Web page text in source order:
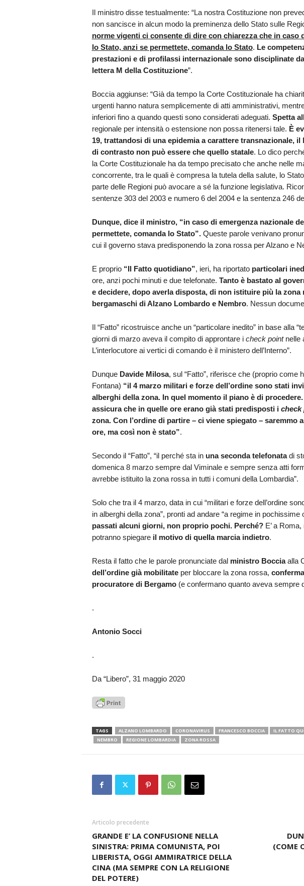
Il ministro disse testualmente: “La nostra Costituzione non
non sancisce in alcun modo la preminenza dello Stato sulle
norme vigenti ci consente di dire con chiarezza che in caso
lo Stato, anzi se permettete, comanda lo Stato. Le
prestazioni e di profilassi internazionale sono disciplinate
lettera M della Costituzione”.
Boccia aggiunse: “Già da tempo la Corte Costituzionale ha
urgenti hanno natura semplicemente di atti amministrativi,
inferiori fino a quando questi sono considerati adeguati. Spetta
regionale per intensità o estensione non possa ritenersi tale. È
19, trattandosi di una epidemia a carattere transnazionale,
di contrasto non può essere che quello statale. Lo dico
la Corte Costituzionale ha da tempo precisato che anche nelle
concorrente, tra le quali è compresa la tutela della salute, lo
parte delle Regioni può avocare a sé la funzione legislativa.
sentenze 303 del 2003 e numero 6 del 2004 e la sentenza 246
Dunque, dice il ministro, “in caso di emergenza nazionale
permettete, comanda lo Stato”. Queste parole venivano
cui il governo stava predisponendo la zona rossa per Alzano e
E proprio “Il Fatto quotidiano”, ieri, ha riportato particolari
ore, anzi pochi minuti e due telefonate. Tanto è bastato al
e decidere, dopo averla disposta, di non istituire più la
bergamaschi di Alzano Lombardo e Nembro. Nessun
Il “Fatto” ricostruisce anche un “particolare inedito” in base alla
giorni di marzo aveva il compito di approntare i check pointnelle
L’interlocutore ai vertici di comando è il ministero dell’Interno”.
Dunque Davide Milosa, sul “Fatto”, riferisce che (proprio come
Fontana) “il 4 marzo militari e forze dell’ordine sono stati
alberghi della zona. In quel momento il piano è di procedere.
assicura che in quelle ore erano già stati predisposti i check
zona. Con l’ordine di partire – ci viene spiegato – saremmo
ore, ma così non è stato”.
Secondo il “Fatto”, “il perché sta in una seconda telefonatadi
domenica 8 marzo sempre dal Viminale e sempre senza atti
avrebbe istituito la zona rossa in tutti i comuni della Lombardia”.
Solo che tra il 4 marzo, data in cui “militari e forze dell’ordine
in alberghi della zona”, pronti ad andare “a regime in pochissime
passati alcuni giorni, non proprio pochi. Perché?E’ a Roma,
potranno spiegare il motivo di quella marcia indietro.
Resta il fatto che le parole pronunciate dal ministro Bocciaalla
dell’ordine già mobilitateper bloccare la zona rossa,
procuratore di Bergamo(e confermano quanto aveva sempre
.
Antonio Socci
.
Da “Libero”, 31 maggio 2020
TAGS ALZANO LOMBARDO CORONAVIRUS FRANCESCO BOCCIA IL FATTO
NEMBRO
REGIONE LOMBARDIA ZONA ROSSA
Articolo precedente
GRANDE E’ LA CONFUSIONE NELLA
SINISTRA: PRIMA COMUNISTA, POI
LIBERISTA, OGGI AMMIRATRICE DELLA
CINA (MA SEMPRE CON LA RELIGIONE
DEL POTERE)
(COME